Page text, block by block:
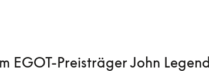
EGOT-Preisträger John Legend